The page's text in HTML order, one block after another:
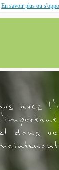
En savoir plus ou